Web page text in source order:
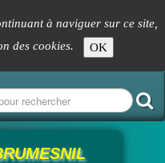
à naviguer sur ce site,
des cookies.
OK